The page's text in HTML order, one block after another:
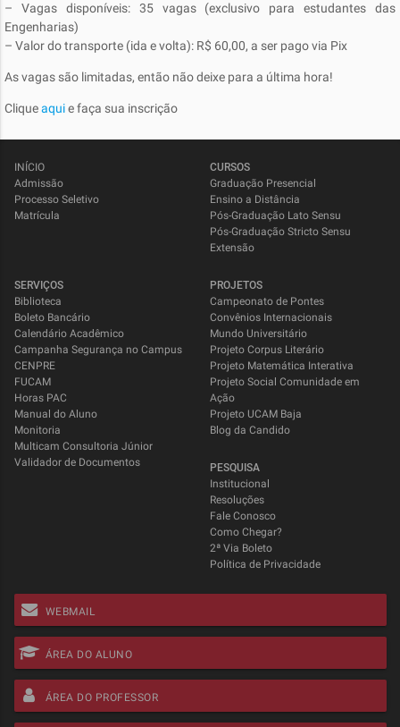
– Vagas disponíveis: 35 vagas (exclusivo para estudantes das
Engenharias)
– Valor do transporte (ida e volta): R$ 60,00, a ser pago via Pix
As vagas são limitadas, então não deixe para a última hora!
Cliqueaquie faça sua inscrição
INÍCIO
Admissão
Processo Seletivo
Matrícula
CURSOS
Graduação Presencial
Ensino a Distância
Pós-Graduação Lato Sensu
Pós-Graduação Stricto Sensu
Extensão
SERVIÇOS
Biblioteca
Boleto Bancário
Calendário Acadêmico
Campanha Segurança no Campus
CENPRE
FUCAM
Horas PAC
Manual do Aluno
Monitoria
Multicam Consultoria Júnior
Validador de Documentos
PROJETOS
Campeonato de Pontes
Convênios Internacionais
Mundo Universitário
Projeto Corpus Literário
Projeto Matemática Interativa
Projeto Social Comunidade em
Ação
Projeto UCAM Baja
Blog da Candido
PESQUISA
Institucional
Resoluções
Fale Conosco
Como Chegar?
2ª Via Boleto
Política de Privacidade
WEBMAIL
ÁREA DO ALUNO
ÁREA DO PROFESSOR